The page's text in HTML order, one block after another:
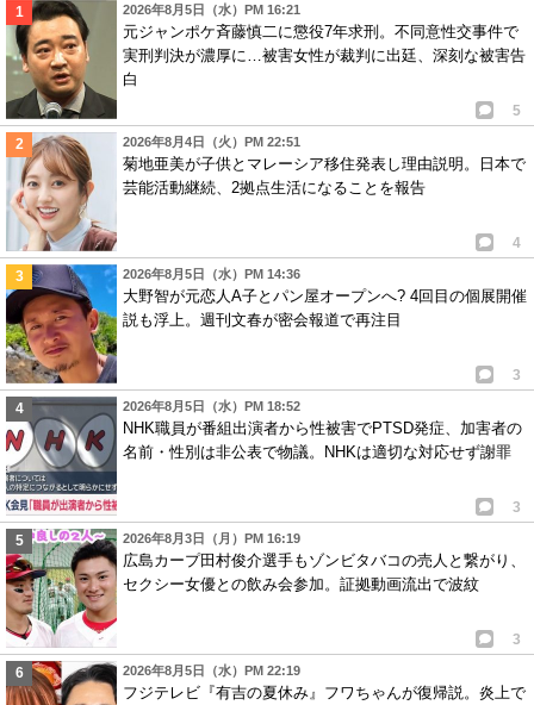
2026年8月5日（水）PM 16:21
元ジャンポケ斉藤慎二に懲役7年求刑。不同意性交事件で
実刑判決が濃厚に…被害女性が裁判に出廷、深刻な被害告
白
5
2026年8月4日（火）PM 22:51
菊地亜美が子供とマレーシア移住発表し理由説明。日本で
芸能活動継続、2拠点生活になることを報告
4
2026年8月5日（水）PM 14:36
大野智が元恋人A子とパン屋オープンへ? 4回目の個展開催
説も浮上。週刊文春が密会報道で再注目
3
2026年8月5日（水）PM 18:52
NHK職員が番組出演者から性被害でPTSD発症、加害者の
名前・性別は非公表で物議。NHKは適切な対応せず謝罪
3
2026年8月3日（月）PM 16:19
広島カープ田村俊介選手もゾンビタバコの売人と繋がり、
セクシー女優との飲み会参加。証拠動画流出で波紋
3
2026年8月5日（水）PM 22:19
フジテレビ『有吉の夏休み』フワちゃんが復帰説。炎上で